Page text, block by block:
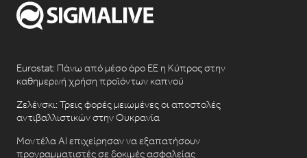
Eurostat: Πάνω από μέσο όρο ΕΕ η Κύπρος στην
καθημερινή χρήση προϊόντων καπνού
Ζελένσκι: Τρεις φορές μειωμένες οι αποστολές
αντιβαλλιστικών στην Ουκρανία
Μοντέλα AI επιχείρησαν να εξαπατήσουν
προγραμματιστές σε δοκιμές ασφαλείας